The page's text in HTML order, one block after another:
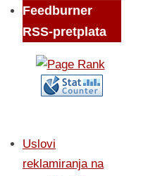
Feedburner
RSS-pretplata
Uslovi
reklamiranja na